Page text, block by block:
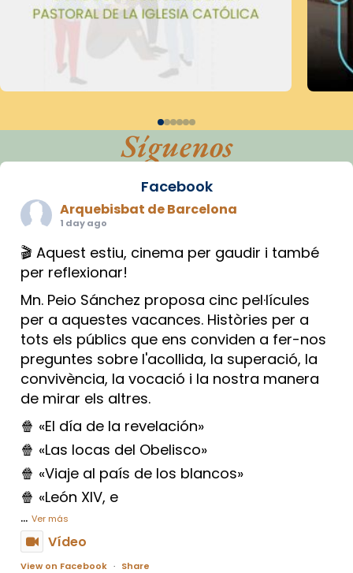
Síguenos
Facebook
Arquebisbat de Barcelona
1 day ago
🎬 Aquest estiu, cinema per gaudir i també
per reflexionar!
Mn. Peio Sánchez proposa cinc pel·lícules
per a aquestes vacances. Històries per a
tots els públics que ens conviden a fer-nos
preguntes sobre l'acollida, la superació, la
convivència, la vocació i la nostra manera
de mirar els altres.
🍿 «El día de la revelación»
🍿 «Las locas del Obelisco»
🍿 «Viaje al país de los blancos»
🍿 «León XIV, e
... Ver más
Vídeo
View on Facebook · Share